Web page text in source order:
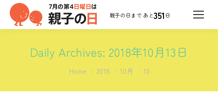
351 日
Daily Archives: 2018年10月13日
You are here:
Home 2018 10月 13